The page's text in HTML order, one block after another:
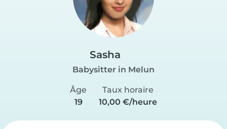
Sasha
Babysitter in Melun
Âge
19
Taux horaire
10,00 €/heure